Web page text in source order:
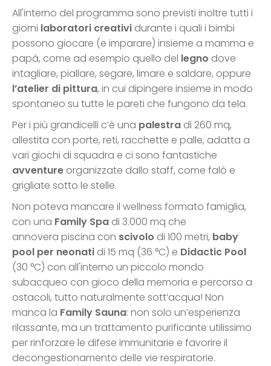
All'interno del programma sono previsti inoltre tutti i
giorni laboratori creativi durante i quali i bimbi
possono giocare (e imparare) insieme a mamma e
papà, come ad esempio quello del legno dove
intagliare, piallare, segare, limare e saldare, oppure
l’atelier di pittura, in cui dipingere insieme in modo
spontaneo su tutte le pareti che fungono da tela.
Per i più grandicelli c’è una palestra di 260 mq,
allestita con porte, reti, racchette e palle, adatta a
vari giochi di squadra e ci sono fantastiche
avventure organizzate dallo staff, come falò e
grigliate sotto le stelle.
Non poteva mancare il wellness formato famiglia,
con una Family Spa di 3.000 mq che
annovera piscina con scivolo di 100 metri, baby
pool per neonati di 15 mq (36 °C) e Didactic Pool
(30 °C) con all'interno un piccolo mondo
subacqueo con gioco della memoria e percorso a
ostacoli, tutto naturalmente sott’acqua! Non
manca la Family Sauna: non solo un’esperienza
rilassante, ma un trattamento purificante utilissimo
per rinforzare le difese immunitarie e favorire il
decongestionamento delle vie respiratorie.